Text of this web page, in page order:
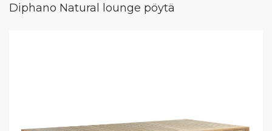
Diphano Natural lounge pöytä